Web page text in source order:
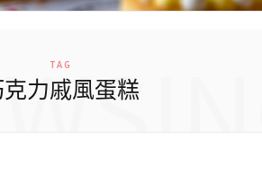
k a
TAG
力戚風蛋糕